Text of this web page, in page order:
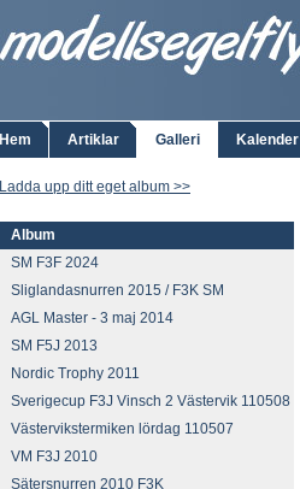
Hem Artiklar Galleri Kalender
Ladda upp ditt eget album >>
Album
SM F3F 2024
Sliglandasnurren 2015 / F3K SM
AGL Master - 3 maj 2014
SM F5J 2013
Nordic Trophy 2011
Sverigecup F3J Vinsch 2 Västervik 110508
Västervikstermiken lördag 110507
VM F3J 2010
Sätersnurren 2010 F3K